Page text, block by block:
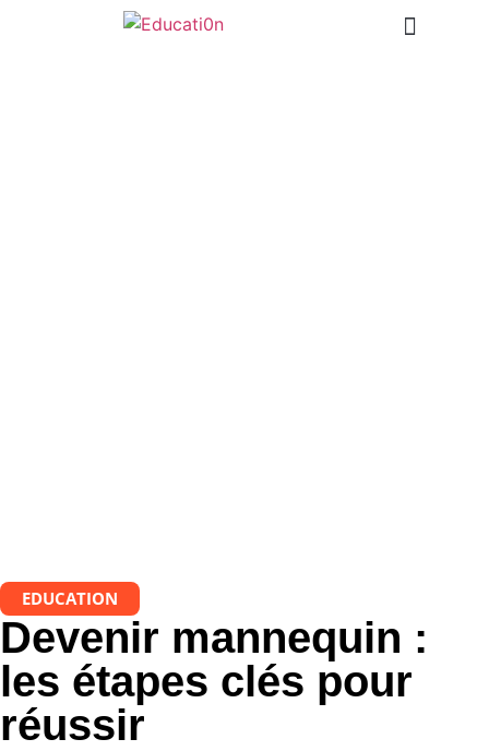
EDUCATION
Devenir mannequin :
les étapes clés pour
réussir